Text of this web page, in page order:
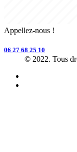
Appellez-nous !
06 27 68 25 10
© 2022. Tous